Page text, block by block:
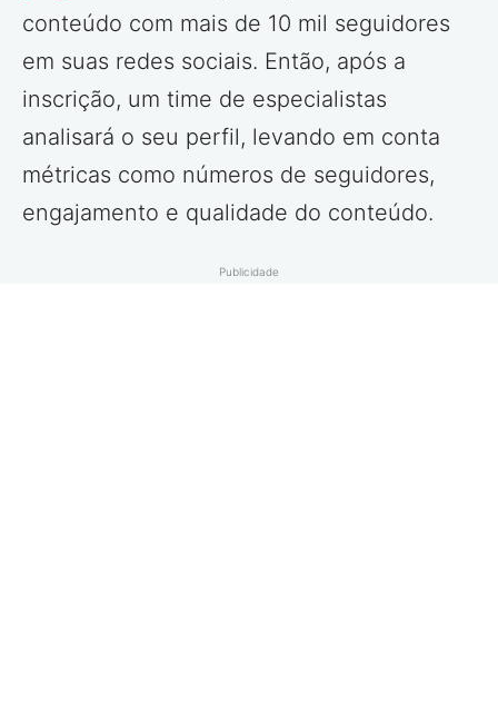
conteúdo com mais de 10 mil seguidores
em suas redes sociais. Então, após a
inscrição, um time de especialistas
analisará o seu perfil, levando em conta
métricas como números de seguidores,
engajamento e qualidade do conteúdo.
Publicidade